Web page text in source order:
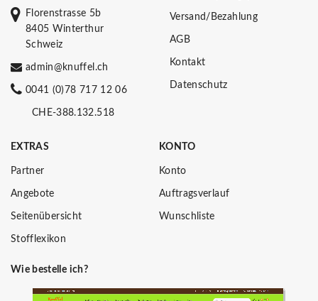
Florenstrasse 5b
8405 Winterthur
Schweiz
admin@knuffel.ch
0041 (0)78 717 12 06
CHE-388.132.518
Versand/Bezahlung
AGB
Kontakt
Datenschutz
EXTRAS
Partner
Angebote
Seitenübersicht
Stofflexikon
KONTO
Konto
Auftragsverlauf
Wunschliste
Wie bestelle ich?